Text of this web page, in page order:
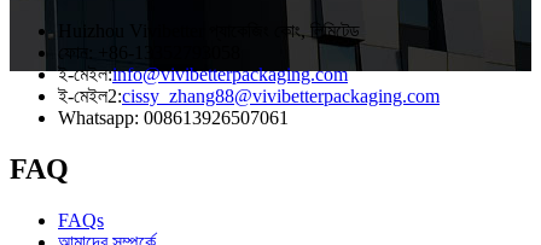
Huizhou Vivibetter প্যাকেজিং কোং, লিমিটেড
ই-মেইল:info@vivibetterpackaging.com
ই-মেইল2:cissy_zhang88@vivibetterpackaging.com
Whatsapp: 008613926507061
FAQ
FAQs